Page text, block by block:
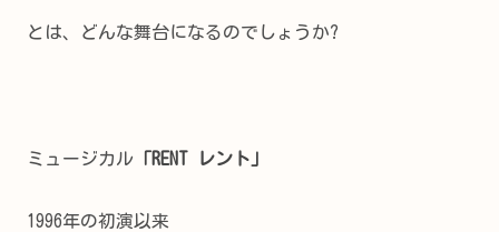
とは、どんな舞台になるのでしょうか?
ミュージカル 「RENT レント」
1996年の初演以来